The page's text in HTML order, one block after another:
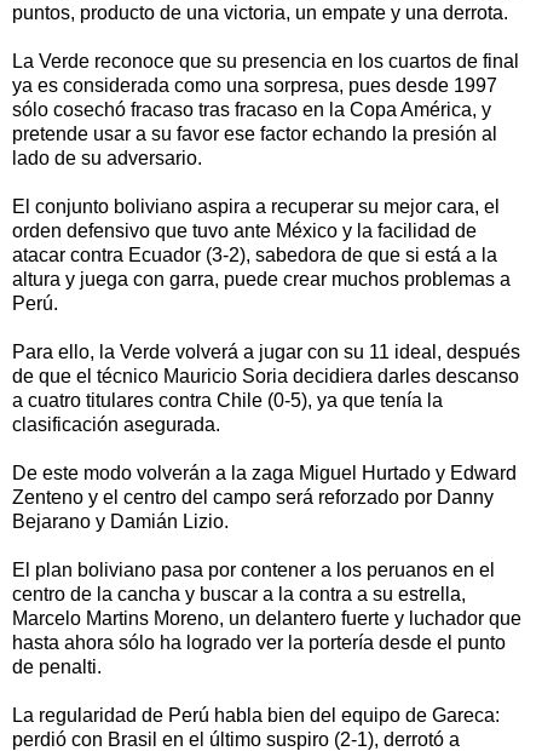
puntos, producto de una victoria, un empate y una derrota.
La Verde reconoce que su presencia en los cuartos de final
ya es considerada como una sorpresa, pues desde 1997
sólo cosechó fracaso tras fracaso en la Copa América, y
pretende usar a su favor ese factor echando la presión al
lado de su adversario.
El conjunto boliviano aspira a recuperar su mejor cara, el
orden defensivo que tuvo ante México y la facilidad de
atacar contra Ecuador (3-2), sabedora de que si está a la
altura y juega con garra, puede crear muchos problemas a
Perú.
Para ello, la Verde volverá a jugar con su 11 ideal, después
de que el técnico Mauricio Soria decidiera darles descanso
a cuatro titulares contra Chile (0-5), ya que tenía la
clasificación asegurada.
De este modo volverán a la zaga Miguel Hurtado y Edward
Zenteno y el centro del campo será reforzado por Danny
Bejarano y Damián Lizio.
El plan boliviano pasa por contener a los peruanos en el
centro de la cancha y buscar a la contra a su estrella,
Marcelo Martins Moreno, un delantero fuerte y luchador que
hasta ahora sólo ha logrado ver la portería desde el punto
de penalti.
La regularidad de Perú habla bien del equipo de Gareca:
perdió con Brasil en el último suspiro (2-1), derrotó a